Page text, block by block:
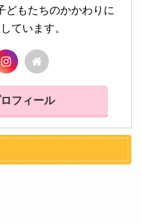
どもたちのかかわりに
ています。
フィール